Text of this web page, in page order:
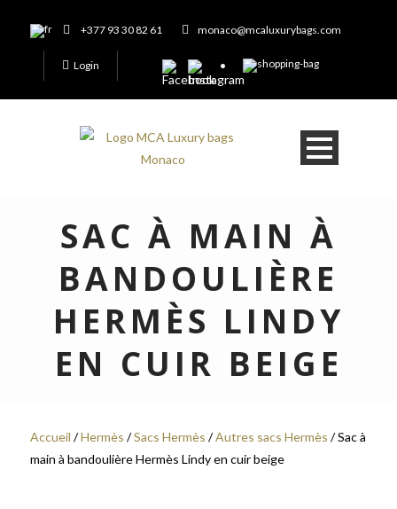
+377 93 30 82 61 monaco@mcaluxurybags.com
Login
SAC À MAIN À
BANDOULIÈRE
HERMÈS LINDY
EN CUIR BEIGE
Accueil /Hermès /Sacs Hermès /Autres sacs Hermès / Sac à
main à bandoulière Hermès Lindy en cuir beige